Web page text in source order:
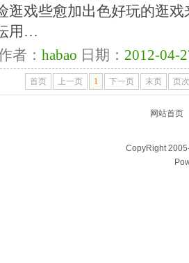
逛戏些愈加出色好玩的逛
用…
者： habao 日期： 2012-04-
首页 上一页 1 下一页 末页 页
网站首页
CopyRight